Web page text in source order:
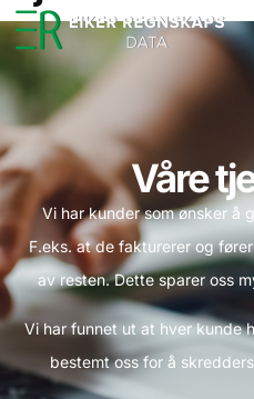
Våre
Vi har kunder som ønsker å
F.eks. at de fakturerer og
av resten. Dette sparer oss
Vi har funnet ut at hver kunde
bestemt oss for å